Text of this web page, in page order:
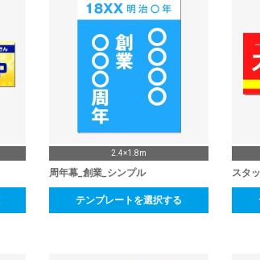
2.4×1.8m
周年幕_創業_シンプル
テンプレートを選択する
スタ